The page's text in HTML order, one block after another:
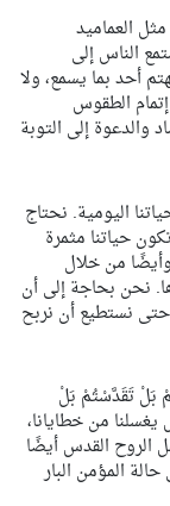
العماميد
الناس إلى
أحد بما يسمع، ولا
الطقوس
والدعوة إلى التوبة
اليومية. نحتاج
حياتنا مثمرة
من خلال
نحن بحاجة إلى أن
حتى نستطيع أن نربح
11:6 "لَكِنِ اغْتَسَلْتُمْ بَلْ تَقَدَّسْتُمْ بَلْ
من خطايانا،
الروح القدس أيضًا
المؤمن البار